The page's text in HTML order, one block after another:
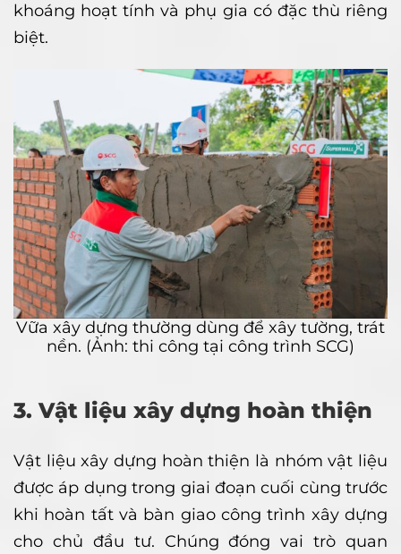
khoáng hoạt tính và phụ gia có đặc thù riêng
biệt.
Vữa xây dựng thường dùng để xây tường, trát
nền. (Ảnh: thi công tại công trình SCG)
3. Vật liệu xây dựng hoàn thiện
Vật liệu xây dựng hoàn thiện là nhóm vật liệu
được áp dụng trong giai đoạn cuối cùng trước
khi hoàn tất và bàn giao công trình xây dựng
cho chủ đầu tư. Chúng đóng vai trò quan